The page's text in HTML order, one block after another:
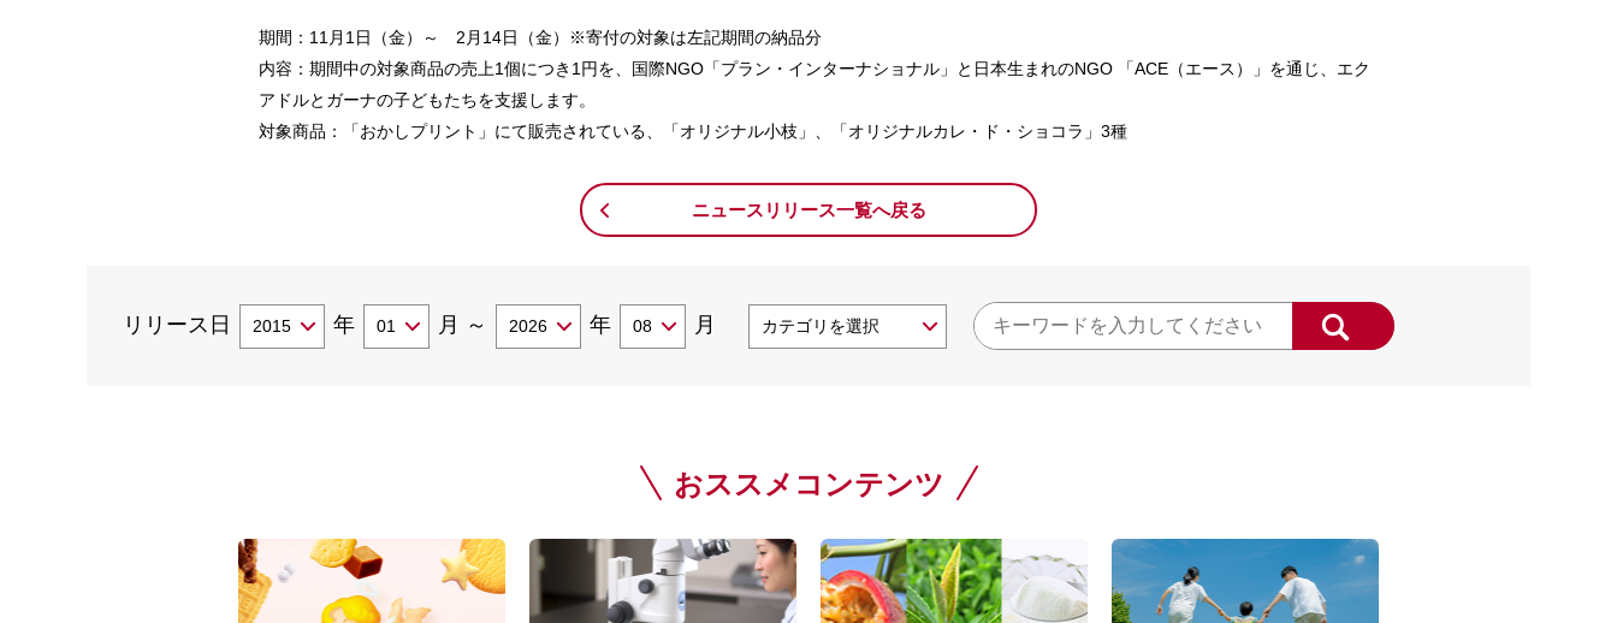
期間：11月1日（金）～ 2月14日（金）※寄付の対象は左記期間の納品分
内容：期間中の対象商品の売上1個につき1円を、国際NGO「プラン・インターナショナル」と日本生まれのNGO 「ACE（エース）」を通じ、エク
アドルとガーナの子どもたちを支援します。
対象商品：「おかしプリント」にて販売されている、「オリジナル小枝」、「オリジナルカレ・ド・ショコラ」3種
ニュースリリース一覧へ戻る
リリース日 年 月 ～ 年 月
おススメコンテンツ